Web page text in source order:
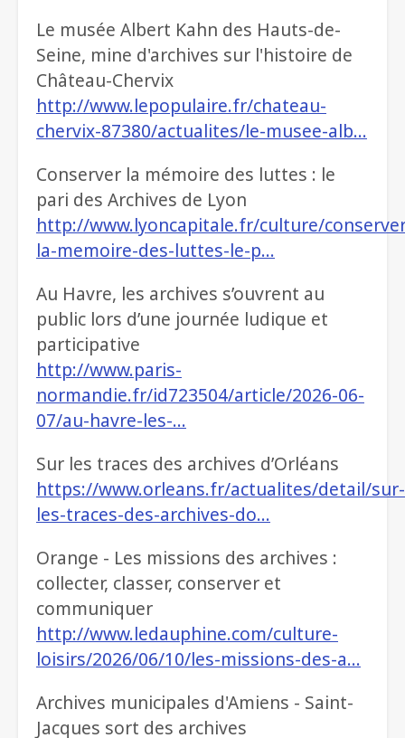
Le musée Albert Kahn des Hauts-de-
Seine, mine d'archives sur l'histoire de
Château-Chervix
http://www.lepopulaire.fr/chateau-
chervix-87380/actualites/le-musee-alb…
Conserver la mémoire des luttes : le
pari des Archives de Lyon
http://www.lyoncapitale.fr/culture/
la-memoire-des-luttes-le-p…
Au Havre, les archives s’ouvrent au
public lors d’une journée ludique et
participative
http://www.paris-
normandie.fr/id723504/article/2026-06-
07/au-havre-les-…
Sur les traces des archives d’Orléans
https://www.orleans.fr/actualites/detail/sur-
les-traces-des-archives-do…
Orange - Les missions des archives :
collecter, classer, conserver et
communiquer
http://www.ledauphine.com/culture-
loisirs/2026/06/10/les-missions-des-a…
Archives municipales d'Amiens - Saint-
Jacques sort des archives